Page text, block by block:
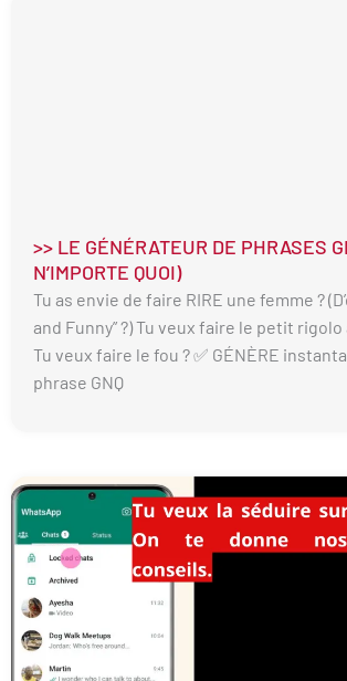
>> LE GÉNÉRATEUR DE PHRASES
N’IMPORTE QUOI)
Tu as envie de faire RIRE une femme ?
and Funny” ?) Tu veux faire le petit rigolo
Tu veux faire le fou ? ✅ GÉNÈRE
phrase GNQ